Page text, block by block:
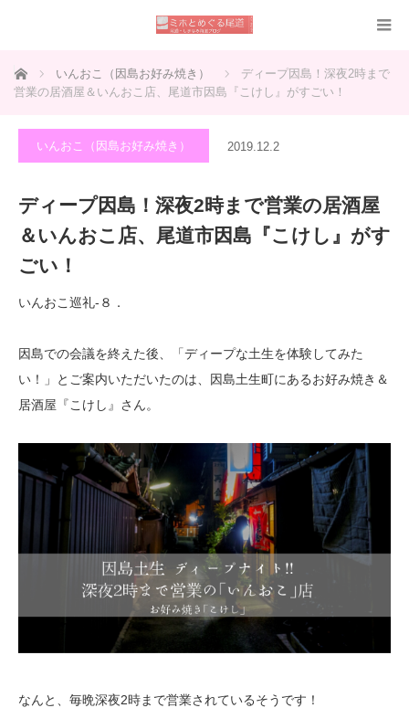
ホーム いんおこ（因島お好み焼き）
ディープ因島！深夜2時まで
営業の居酒屋＆いんおこ店、尾道市因島『こけし』がすごい！
いんおこ（因島お好み焼き） 2019.12.2
ディープ因島！深夜2時まで営業の居酒屋
＆いんおこ店、尾道市因島『こけし』がす
ごい！
いんおこ巡礼-８．
因島での会議を終えた後、「ディープな土生を体験してみた
い！」とご案内いただいたのは、因島土生町にあるお好み焼き＆
居酒屋『こけし』さん。
なんと、毎晩深夜2時まで営業されているそうです！